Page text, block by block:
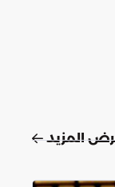
المزيد